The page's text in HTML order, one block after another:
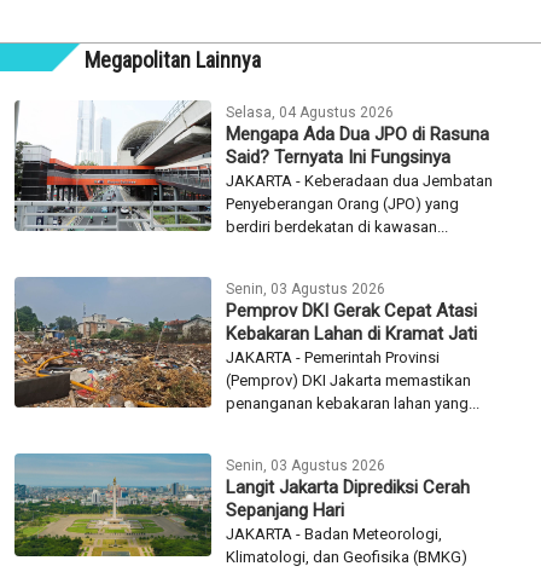
Megapolitan Lainnya
Selasa, 04 Agustus 2026
Mengapa Ada Dua JPO di Rasuna
Said? Ternyata Ini Fungsinya
JAKARTA - Keberadaan dua Jembatan
Penyeberangan Orang (JPO) yang
berdiri berdekatan di kawasan...
Senin, 03 Agustus 2026
Pemprov DKI Gerak Cepat Atasi
Kebakaran Lahan di Kramat Jati
JAKARTA - Pemerintah Provinsi
(Pemprov) DKI Jakarta memastikan
penanganan kebakaran lahan yang...
Senin, 03 Agustus 2026
Langit Jakarta Diprediksi Cerah
Sepanjang Hari
JAKARTA - Badan Meteorologi,
Klimatologi, dan Geofisika (BMKG)